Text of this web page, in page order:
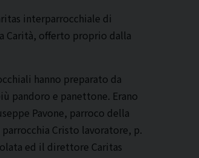
interparrocchiale di
Carità, offerto proprio dalla
hanno preparato da
pandoro e panettone. Erano
Pavone, parroco della
Cristo lavoratore, p.
ed il direttore Caritas